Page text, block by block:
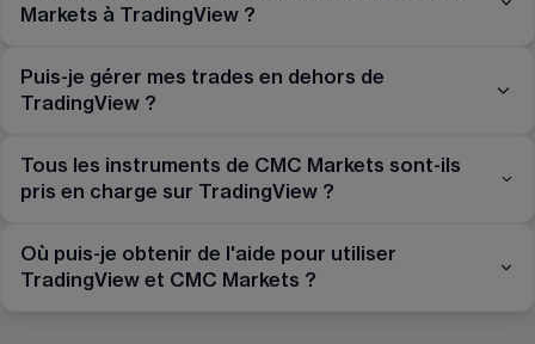
Markets à TradingView ?
Puis-je gérer mes trades en dehors de
TradingView ?
Tous les instruments de CMC Markets sont-ils
pris en charge sur TradingView ?
Où puis-je obtenir de l'aide pour utiliser
TradingView et CMC Markets ?